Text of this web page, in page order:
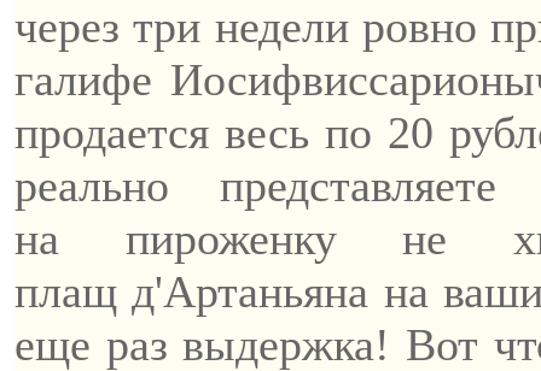
через три недели ровно
галифе
продается весь по 20
реально
на пироженкуне
плащ д'Артаньяна на
еще раз выдержка! Вот